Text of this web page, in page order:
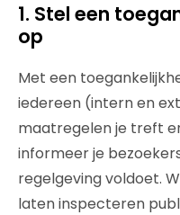
1. Stel een
op
Met een
iedereen (intern en
maatregelen je treft
informeer je
regelgeving voldoet.
laten inspecteren